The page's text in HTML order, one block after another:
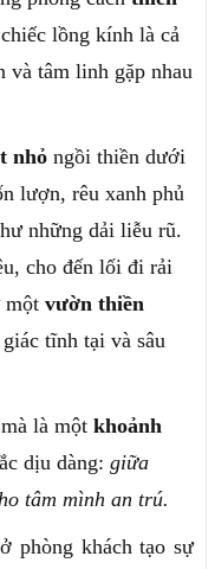
lồng kính là cả
và tâm linh gặp nhau
nhỏ ngồi thiền dưới
lượn, rêu xanh phủ
những dải liễu rũ.
cho đến lối đi rải
một vườn thiền
tĩnh tại và sâu
là một khoảnh
dịu dàng: giữa
tâm mình an trú.
phòng khách tạo sự